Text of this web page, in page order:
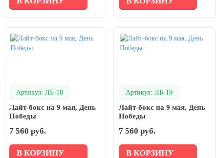
Артикул: ЛБ-18
Лайт-бокс на 9 мая, День
Победы
7 560 руб.
В КОРЗИНУ
Артикул: ЛБ-19
Лайт-бокс на 9 мая, День
Победы
7 560 руб.
В КОРЗИНУ